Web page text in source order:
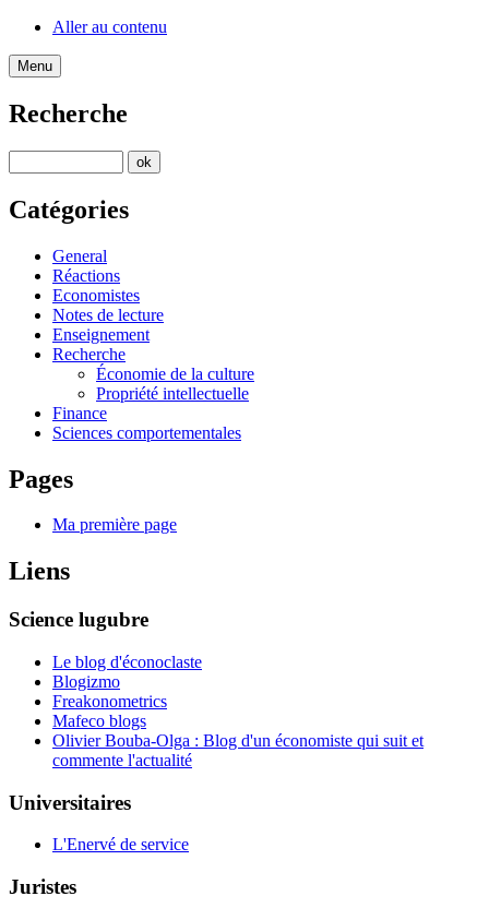
Aller au contenu
Menu
Recherche
Catégories
General
Réactions
Economistes
Notes de lecture
Enseignement
Recherche
Économie de la culture
Propriété intellectuelle
Finance
Sciences comportementales
Pages
Ma première page
Liens
Science lugubre
Le blog d'éconoclaste
Blogizmo
Freakonometrics
Mafeco blogs
Olivier Bouba-Olga : Blog d'un économiste qui suit et
commente l'actualité
Universitaires
L'Enervé de service
Juristes